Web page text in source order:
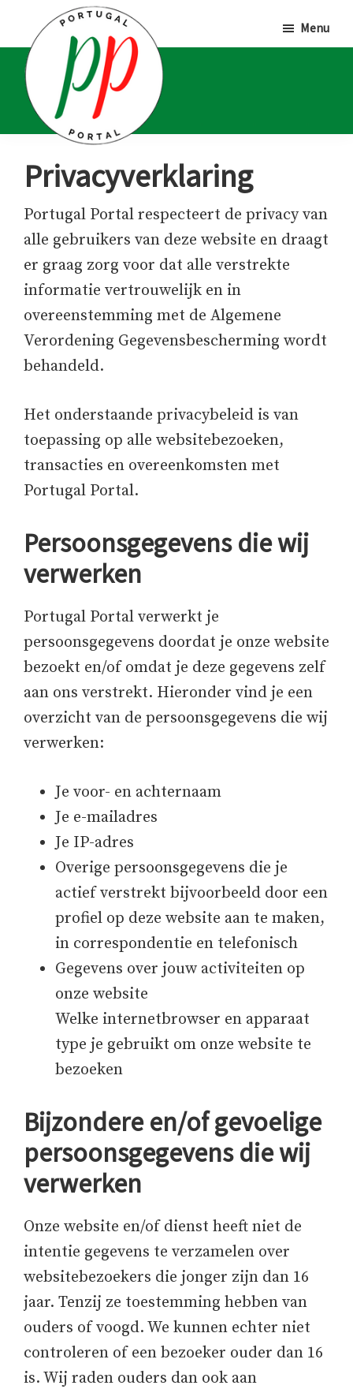
hoofd
inhoud
eerste
sidebar
voettekst
Portal
Portugalliefhebbers
en
-
fanaten
Menu
Privacyverklaring
Portugal Portal respecteert de privacy van
alle gebruikers van deze website en draagt
er graag zorg voor dat alle verstrekte
informatie vertrouwelijk en in
overeenstemming met de Algemene
Verordening Gegevensbescherming wordt
behandeld.
Het onderstaande privacybeleid is van
toepassing op alle websitebezoeken,
transacties en overeenkomsten met
Portugal Portal.
Persoonsgegevens die wij
verwerken
Portugal Portal verwerkt je
persoonsgegevens doordat je onze website
bezoekt en/of omdat je deze gegevens zelf
aan ons verstrekt. Hieronder vind je een
overzicht van de persoonsgegevens die wij
verwerken:
Je voor- en achternaam
Je e-mailadres
Je IP-adres
Overige persoonsgegevens die je
actief verstrekt bijvoorbeeld door een
profiel op deze website aan te maken,
in correspondentie en telefonisch
Gegevens over jouw activiteiten op
onze website
Welke internetbrowser en apparaat
type je gebruikt om onze website te
bezoeken
Bijzondere en/of gevoelige
persoonsgegevens die wij
verwerken
Onze website en/of dienst heeft niet de
intentie gegevens te verzamelen over
websitebezoekers die jonger zijn dan 16
jaar. Tenzij ze toestemming hebben van
ouders of voogd. We kunnen echter niet
controleren of een bezoeker ouder dan 16
is. Wij raden ouders dan ook aan